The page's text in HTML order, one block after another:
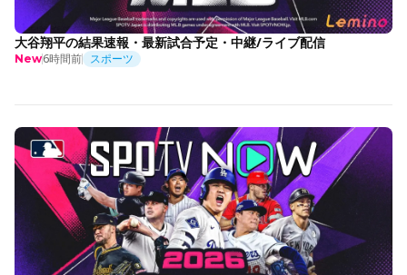
大谷翔平の結果速報・最新試合予定・中継/ライブ配信
New6時間前 スポーツ